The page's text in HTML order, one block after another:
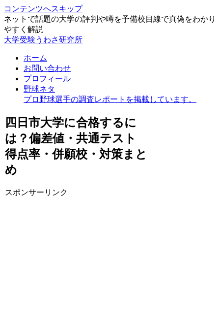
コンテンツへスキップ
ネットで話題の大学の評判や噂を予備校目線で真偽をわかり
やすく解説
大学受験うわさ研究所
ホーム
お問い合わせ
プロフィール
野球ネタ
プロ野球選手の調査レポートを掲載しています。
四日市大学に合格するに
は？偏差値・共通テスト
得点率・併願校・対策まと
め
スポンサーリンク